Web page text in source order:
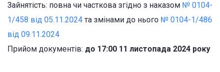
Зайнятість: повна чи часткова згідно з наказом № 0104-
1/458 від 05.11.2024 та змінами до нього № 0104-1/486
від 09.11.2024
Прийом документів: до 17:00 11 листопада 2024 року